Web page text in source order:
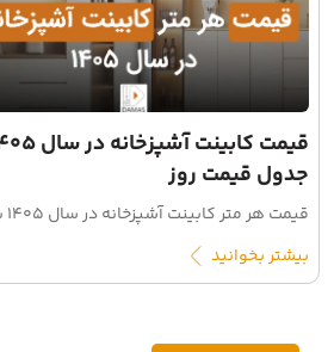
جدول قیمت روز
بیشتر بخوانید